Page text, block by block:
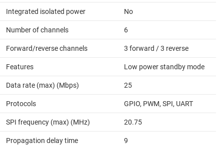
Integrated isolated power No
Number of channels 6
Forward/reverse channels 3 forward / 3 reverse
Features Low power standby mode
Data rate (max) (Mbps) 25
Protocols GPIO, PWM, SPI, UART
SPI frequency (max) (MHz) 20.75
Propagation delay time
9